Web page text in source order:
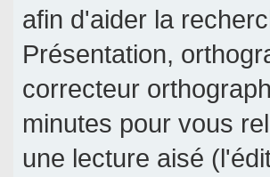
afin d'aider la
Présentation,
correcteur
minutes pour vous
une lecture aisé